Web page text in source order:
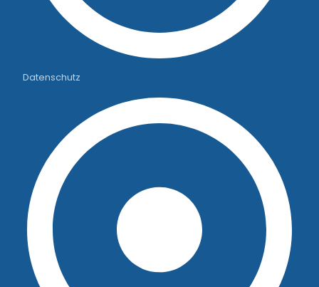
Datenschutz